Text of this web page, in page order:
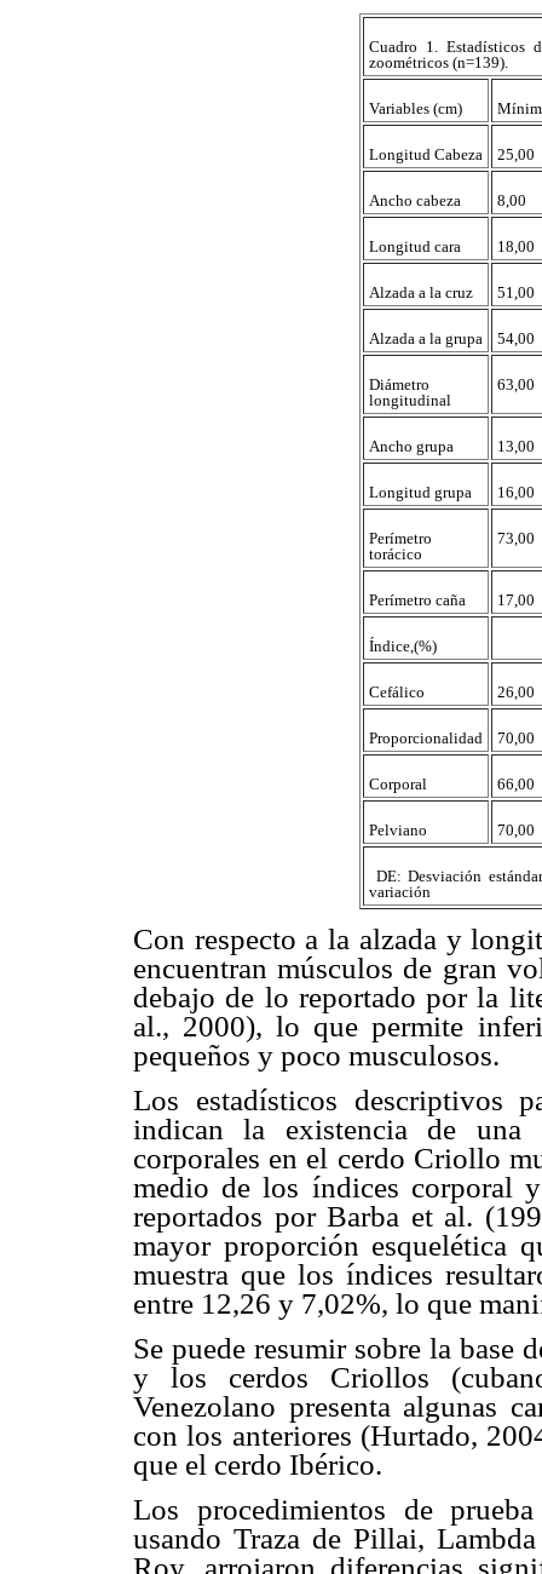
Cuadro 1. Estadísticos
zoométricos (n=139).
Variables (cm)
Longitud Cabeza 25,00
Ancho cabeza 8,00
Longitud cara 18,00
Alzada a la cruz 51,00
Alzada a la grupa 54,00
Diámetro
longitudinal
63,00
Ancho grupa 13,00
Longitud grupa 16,00
Perímetro
torácico
73,00
Perímetro caña 17,00
Índice,(%)
Cefálico 26,00
Proporcionalidad 70,00
Corporal 66,00
Pelviano 70,00
 DE: Desviación
variación
Con respecto a la alzada y
encuentran músculos de gran
debajo de lo reportado por la
al., 2000), lo que permite
pequeños y poco musculosos.
Los estadísticos descriptivos
indican la existencia de una
corporales en el cerdo Criollo
medio de los índices corporal
reportados por Barba et al.
mayor proporción esquelética
muestra que los índices
entre 12,26 y 7,02%, lo que
Se puede resumir sobre la base
y los cerdos Criollos
Venezolano presenta algunas
con los anteriores (Hurtado,
que el cerdo Ibérico.
Los procedimientos de
usando Traza de Pillai,